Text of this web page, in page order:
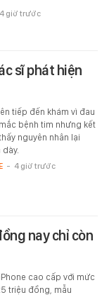
4 giờ trước
sĩ phát hiện
tiếp đến khám vì đau
bệnh tim nhưng kết
nguyên nhân lại
dày.
- 4 giờ trước
nay chỉ còn
cao cấp với mức
triệu đồng, mẫu